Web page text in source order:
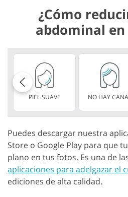
¿Cómo
abdominal
PIEL SUAVE NO HAY
Puedes descargar nuestra
Store o Google Play para que
plano en tus fotos. Es una de
aplicaciones para adelgazar el
ediciones de alta calidad.